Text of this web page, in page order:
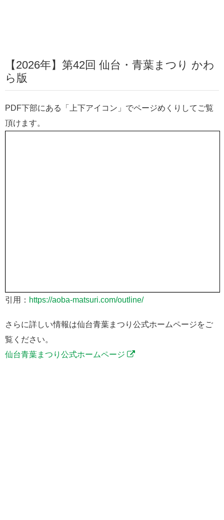
【2026年】第42回 仙台・青葉まつり かわ
ら版
PDF下部にある「上下アイコン」でページめくりしてご覧
頂けます。
引用： https://aoba-matsuri.com/outline/
さらに詳しい情報は仙台青葉まつり公式ホームページをご
覧ください。
仙台青葉まつり公式ホームページ